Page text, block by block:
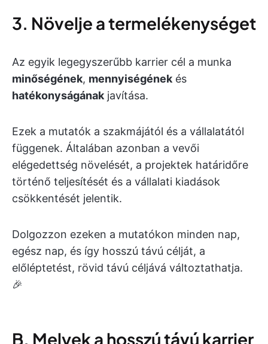
3. Növelje a termelékenységet
Az egyik legegyszerűbb karrier cél a munka
minőségének, mennyiségének és
hatékonyságának javítása.
Ezek a mutatók a szakmájától és a vállalatától
függenek. Általában azonban a vevői
elégedettség növelését, a projektek határidőre
történő teljesítését és a vállalati kiadások
csökkentését jelentik.
Dolgozzon ezeken a mutatókon minden nap,
egész nap, és így hosszú távú célját, a
előléptetést, rövid távú céljává változtathatja.
🎉
B. Melyek a hosszú távú karrier